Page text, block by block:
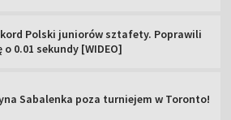
Polski juniorów sztafety. Poprawili
o 0.01 sekundy [WIDEO]
Sabalenka poza turniejem w Toronto!